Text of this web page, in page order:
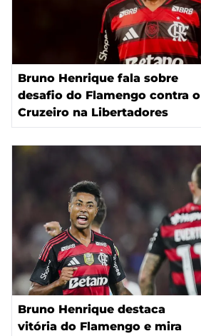
Bruno Henrique fala sobre
desafio do Flamengo contra o
Cruzeiro na Libertadores
Bruno Henrique destaca
vitória do Flamengo e mira